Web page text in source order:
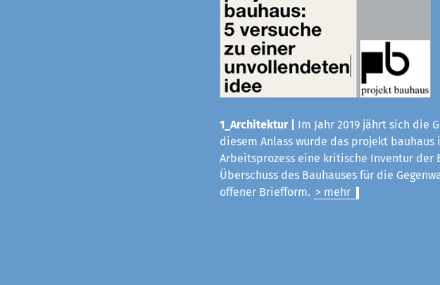
1_Architektur |
Im Jahr 2019 jährt sich die
diesem Anlass wurde das projekt
Arbeitsprozess eine kritische Inventur der
Überschuss des Bauhauses für die
offener Briefform. > mehr